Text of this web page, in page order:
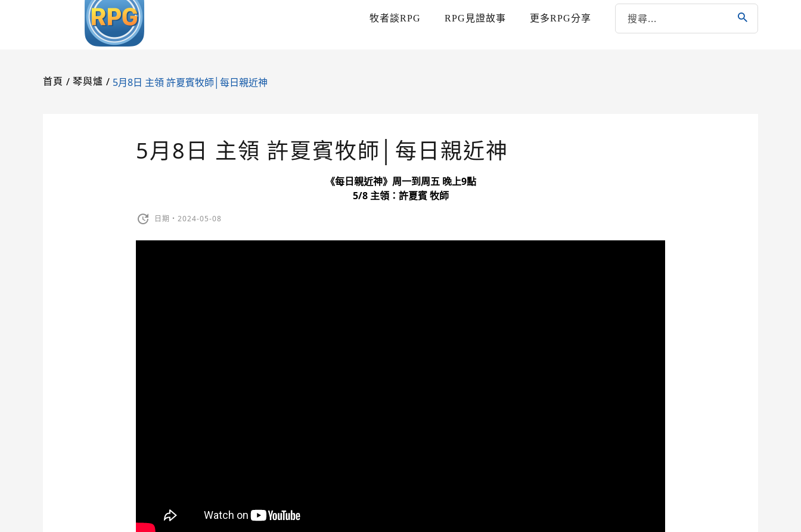
牧者談RPG RPG見證故事 更多RPG分享
首頁 / 琴與爐 / 5月8日 主領 許夏賓牧師│每日親近神
5月8日 主領 許夏賓牧師│每日親近神
《每日親近神》周一到周五 晚上9點
5/8 主領：許夏賓 牧師
日期・2024-05-08